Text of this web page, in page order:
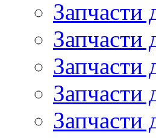
Запчасти
Запчасти
Запчасти
Запчасти
Запчасти